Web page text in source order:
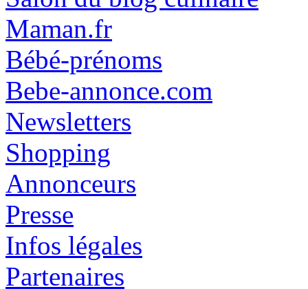
Maman.fr
Bébé-prénoms
Bebe-annonce.com
Newsletters
Shopping
Annonceurs
Presse
Infos légales
Partenaires